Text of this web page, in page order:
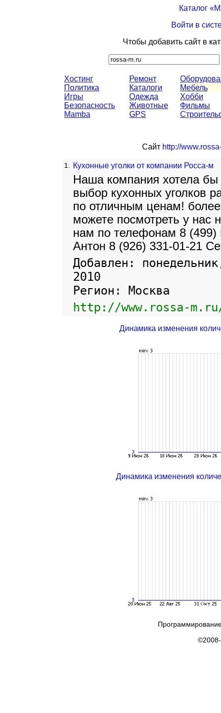
Каталог
Войти в
Чтобы добавить сайт в
Хостинг
Политика
Игры
Безопасность
Mamba
Ремонт
Каталоги
Одежда
Животные
GPS
Мебель
Хобби
Фильмы
Сайт http://
1. Кухонные уголки от компании Росса-м
Наша компания хотела
выбор кухонных уголков
по отличным ценам!
можете посмотреть у нас
нам по телефонам 8 (499)
Антон 8 (926) 331-01-21
Добавлен:
2010
Регион: Москва
http://www.rossa-
Динамика изменения
Динамика изменения